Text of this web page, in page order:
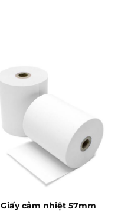
Giấy cảm nhiệt 57mm